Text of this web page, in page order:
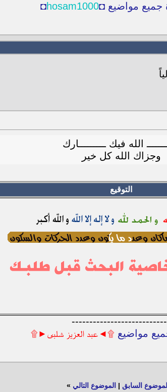
جميع مواضيع ◘hosam1000
◘
الله فيك ـــــــــارك
وجزاك الله كل خير
التوقيع
مواضيع ۩◄عبد العزيز شلبى►۩
الموضوع السابق | الموضوع التالي »